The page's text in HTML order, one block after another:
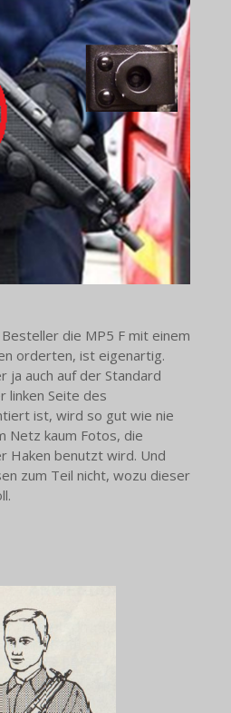
die MP5 F mit einem
orderten, ist eigenartig.
ja auch auf der Standard
linken Seite des
ist, wird so gut wie nie
Netz kaum Fotos, die
Haken benutzt wird. Und
zum Teil nicht, wozu dieser